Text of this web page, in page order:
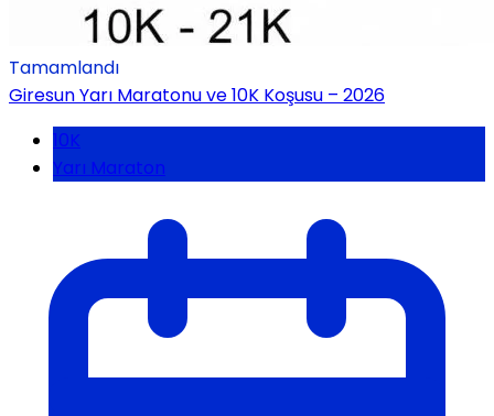
Tamamlandı
Giresun Yarı Maratonu ve 10K Koşusu – 2026
10K
Yarı Maraton